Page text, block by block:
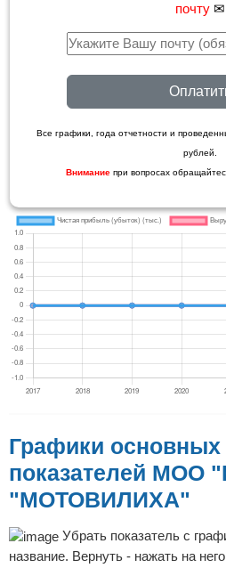
почту ✉
Все графики, года отчетности и
рублей.
Внимание при вопросах
Графики
показателей МОО
"МОТОВИЛИХА"
Убрать показатель с
название. Вернуть - нажать на